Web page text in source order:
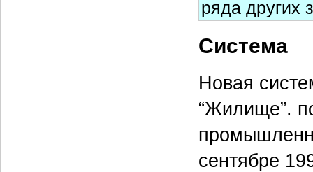
ряда других
Система
Новая
“Жилище”.
сентябре